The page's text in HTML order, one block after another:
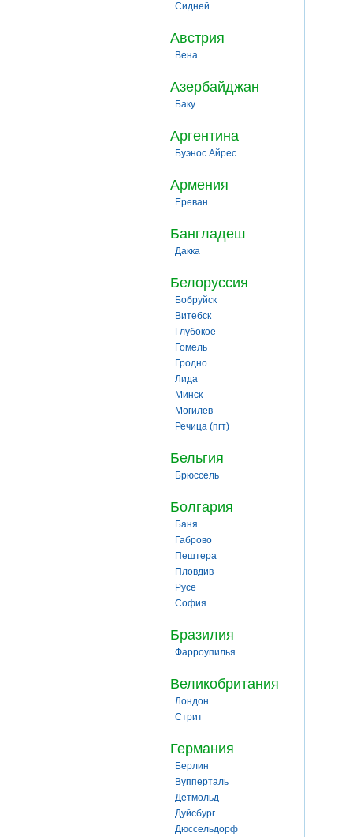
Сидней
Австрия
Вена
Азербайджан
Баку
Аргентина
Буэнос Айрес
Армения
Ереван
Бангладеш
Дакка
Белоруссия
Бобруйск
Витебск
Глубокое
Гомель
Гродно
Лида
Минск
Могилев
Речица (пгт)
Бельгия
Брюссель
Болгария
Баня
Габрово
Пештера
Пловдив
Русе
София
Бразилия
Фарроупилья
Великобритания
Лондон
Стрит
Германия
Берлин
Вупперталь
Детмольд
Дуйсбург
Дюссельдорф